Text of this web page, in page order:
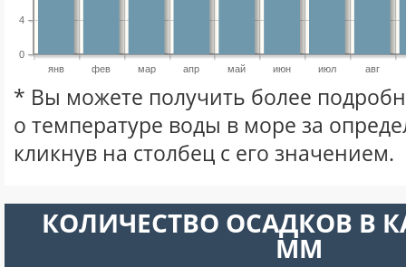
янв фев мар апр май июн июл авг
0
4
* Вы можете получить более
о температуре воды в море за
кликнув на столбец с его значением.
КОЛИЧЕСТВО ОСАДКОВ В
ММ